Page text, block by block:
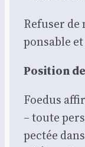
Refu­ser
pon­sable
Posi­tion
Foe­dus
– toute
pec­tée